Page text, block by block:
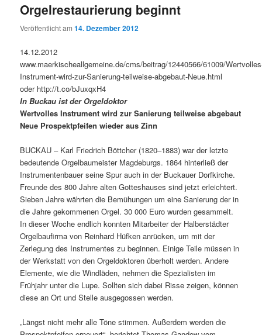
Orgelrestaurierung beginnt
Veröffentlicht am14. Dezember 2012
14.12.2012
www.maerkischeallgemeine.de/cms/beitrag/12440566/61009/
Instrument-wird-zur-Sanierung-teilweise-abgebaut-Neue.html
oder http://t.co/bJuxqxH4
In Buckau ist der Orgeldoktor
Wertvolles Instrument wird zur Sanierung teilweise abgebaut
Neue Prospektpfeifen wieder aus Zinn
BUCKAU – Karl Friedrich Böttcher (1820–1883) war der letzte
bedeutende Orgelbaumeister Magdeburgs. 1864 hinterließ der
Instrumentenbauer seine Spur auch in der Buckauer Dorfkirche.
Freunde des 800 Jahre alten Gotteshauses sind jetzt erleichtert.
Sieben Jahre währten die Bemühungen um eine Sanierung der in
die Jahre gekommenen Orgel. 30 000 Euro wurden gesammelt.
In dieser Woche endlich konnten Mitarbeiter der Halberstädter
Orgelbaufirma von Reinhard Hüfken anrücken, um mit der
Zerlegung des Instrumentes zu beginnen. Einige Teile müssen in
der Werkstatt von den Orgeldoktoren überholt werden. Andere
Elemente, wie die Windläden, nehmen die Spezialisten im
Frühjahr unter die Lupe. Sollten sich dabei Risse zeigen, können
diese an Ort und Stelle ausgegossen werden.
„Längst nicht mehr alle Töne stimmen. Außerdem werden die